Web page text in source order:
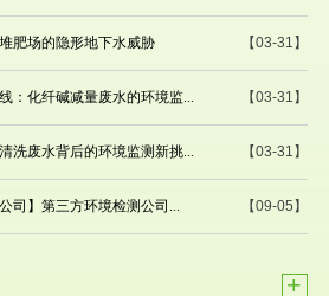
【03-31】
肥场的隐形地下水威胁
【03-31】
：化纤碱减量废水的环境监...
【03-31】
洗废水背后的环境监测新挑...
【09-05】
司】第三方环境检测公司...
+